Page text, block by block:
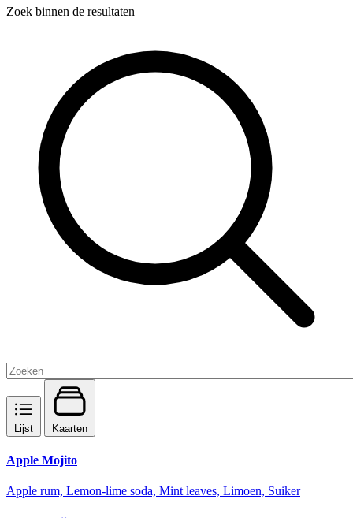
Zoek binnen de resultaten
Lijst Kaarten
Apple Mojito
Apple rum, Lemon-lime soda, Mint leaves, Limoen, Suiker